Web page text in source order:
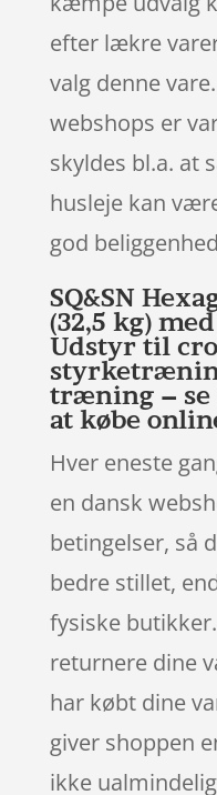
efter lækre
valg denne
webshops er
skyldes bl.a. at
husleje kan
god
SQ&SN
(32,5 kg)
Udstyr til
træning – se
at købe
Hver eneste
en dansk
betingelser, så
bedre stillet,
fysiske
returnere dine
har købt dine
giver shoppen
ikke